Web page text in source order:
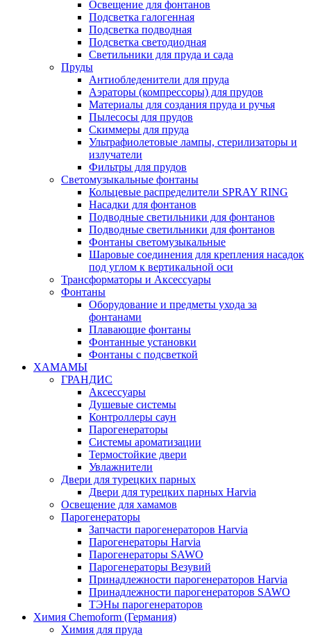
Освещение для фонтанов
Подсветка галогенная
Подсветка подводная
Подсветка светодиодная
Светильники для пруда и сада
Пруды
Антиобледенители для пруда
Аэраторы (компрессоры) для прудов
Материалы для создания пруда и ручья
Пылесосы для прудов
Скиммеры для пруда
Ультрафиолетовые лампы, стерилизаторы и
излучатели
Фильтры для прудов
Светомузыкальные фонтаны
Кольцевые распределители SPRAY RING
Насадки для фонтанов
Подводные светильники для фонтанов
Подводные светильники для фонтанов
Фонтаны светомузыкальные
Шаровые соединения для крепления насадок
под углом к вертикальной оси
Трансформаторы и Аксессуары
Фонтаны
Оборудование и предметы ухода за
фонтанами
Плавающие фонтаны
Фонтанные установки
Фонтаны с подсветкой
ХАМАМЫ
ГРАНДИС
Аксессуары
Душевые системы
Контроллеры саун
Парогенераторы
Системы ароматизации
Термостойкие двери
Увлажнители
Двери для турецких парных
Двери для турецких парных Harvia
Освещение для хамамов
Парогенераторы
Запчасти парогенераторов Harvia
Парогенераторы Harvia
Парогенераторы SAWO
Парогенераторы Везувий
Принадлежности парогенераторов Harvia
Принадлежности парогенераторов SAWO
ТЭНы парогенераторов
Химия Chemoform (Германия)
Химия для пруда